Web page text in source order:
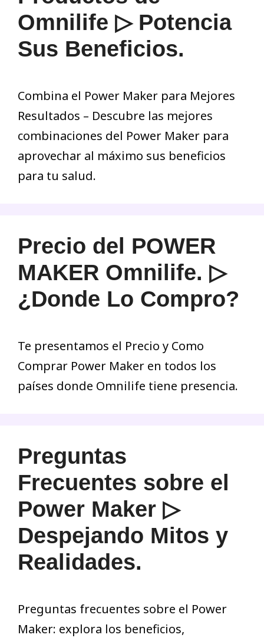
Omnilife ▷ Potencia
Sus Beneficios.
Combina el Power Maker para Mejores
Resultados – Descubre las mejores
combinaciones del Power Maker para
aprovechar al máximo sus beneficios
para tu salud.
Precio del POWER
MAKER Omnilife. ▷
¿Donde Lo Compro?
Te presentamos el Precio y Como
Comprar Power Maker en todos los
países donde Omnilife tiene presencia.
Preguntas
Frecuentes sobre el
Power Maker ▷
Despejando Mitos y
Realidades.
Preguntas frecuentes sobre el Power
Maker: explora los beneficios,